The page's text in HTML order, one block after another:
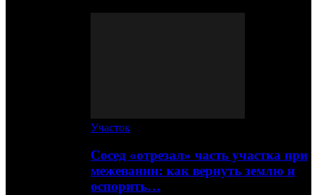
Участок
Сосед «отрезал» часть участка при
межевании: как вернуть землю и
оспорить…